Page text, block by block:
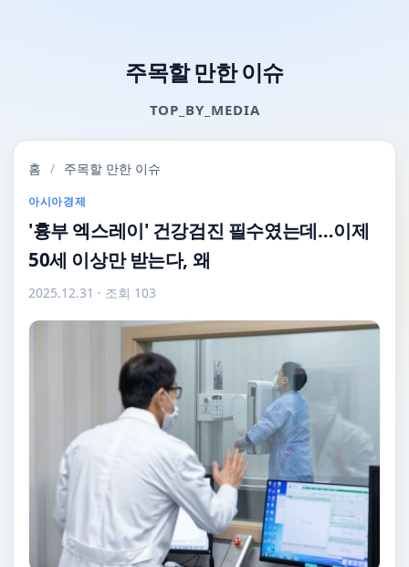
주목할 만한 이슈
TOP_BY_MEDIA
홈 / 주목할 만한 이슈
아시아경제
'흉부 엑스레이' 건강검진 필수였는데…이제
50세 이상만 받는다, 왜
2025.12.31 · 조회 103